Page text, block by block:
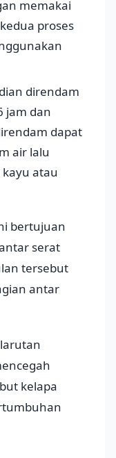
memakai
proses
direndam
jam dan
dapat
air lalu
atau
bertujuan
serat
tersebut
antar
kelapa